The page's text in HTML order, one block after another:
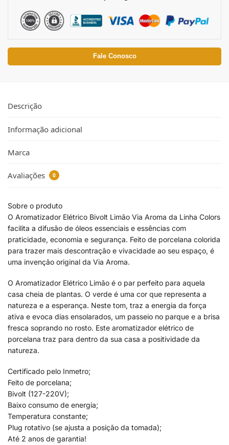
Fale Conosco
Descrição
Informação adicional
Marca
Avaliações 0
Sobre o produto
O Aromatizador Elétrico Bivolt Limão Via Aroma da Linha Colors
facilita a difusão de óleos essenciais e essências com
praticidade, economia e segurança. Feito de porcelana colorida
para trazer mais descontração e vivacidade ao seu espaço, é
uma invenção original da Via Aroma.
O Aromatizador Elétrico Limão é o par perfeito para aquela
casa cheia de plantas. O verde é uma cor que representa a
natureza e a esperança. Neste tom, traz a energia da força
ativa e evoca dias ensolarados, um passeio no parque e a brisa
fresca soprando no rosto. Este aromatizador elétrico de
porcelana traz para dentro da sua casa a positividade da
natureza.
Certificado pelo Inmetro;
Feito de porcelana;
Bivolt (127-220V);
Baixo consumo de energia;
Temperatura constante;
Plug rotativo (se ajusta a posição da tomada);
Até 2 anos de garantia!